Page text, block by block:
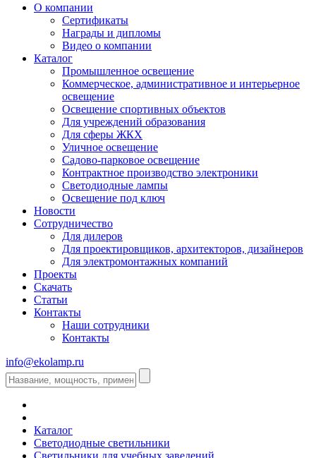
О компании
Сертификаты
Награды и дипломы
Видео о компании
Каталог
Промышленное освещение
Коммерческое, административное и интерьерное
освещение
Освещение спортивных объектов
Для учреждений образования
Для сферы ЖКХ
Уличное освещение
Садово-парковое освещение
Контрактное производство электроники
Светодиодные лампы
Освещение под ключ
Новости
Сотрудничество
Для дилеров
Для проектировщиков, архитекторов, дизайнеров
Для электромонтажных компаний
Проекты
Скачать
Статьи
Контакты
Наши сотрудники
Контакты
info@ekolamp.ru
Каталог
Светодиодные светильники
Светильники для учебных заведений